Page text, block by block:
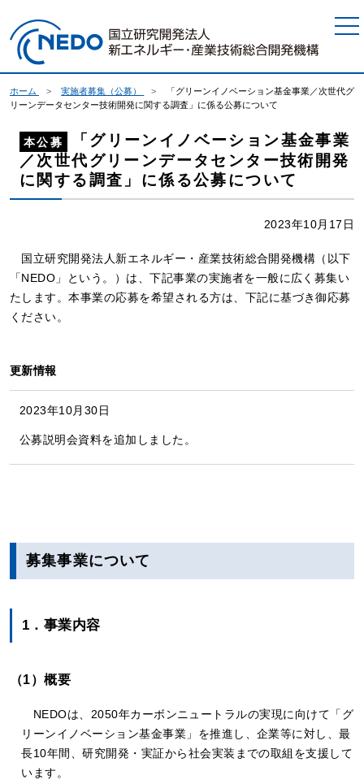
ホーム 実施者募集（公募）
「グリーンイノベーション基金事業／次世代グ
リーンデータセンター技術開発に関する調査」に係る公募について
本公募
「グリーンイノベーション基金事業
／次世代グリーンデータセンター技術開発
に関する調査」に係る公募について
2023年10月17日
国立研究開発法人新エネルギー・産業技術総合開発機構（以下
「NEDO」という。）は、下記事業の実施者を一般に広く募集い
たします。本事業の応募を希望される方は、下記に基づき御応募
ください。
更新情報
2023年10月30日
公募説明会資料を追加しました。
募集事業について
1．事業内容
（1）概要
NEDOは、2050年カーボンニュートラルの実現に向けて「グ
リーンイノベーション基金事業」を推進し、企業等に対し、最
長10年間、研究開発・実証から社会実装までの取組を支援して
います。